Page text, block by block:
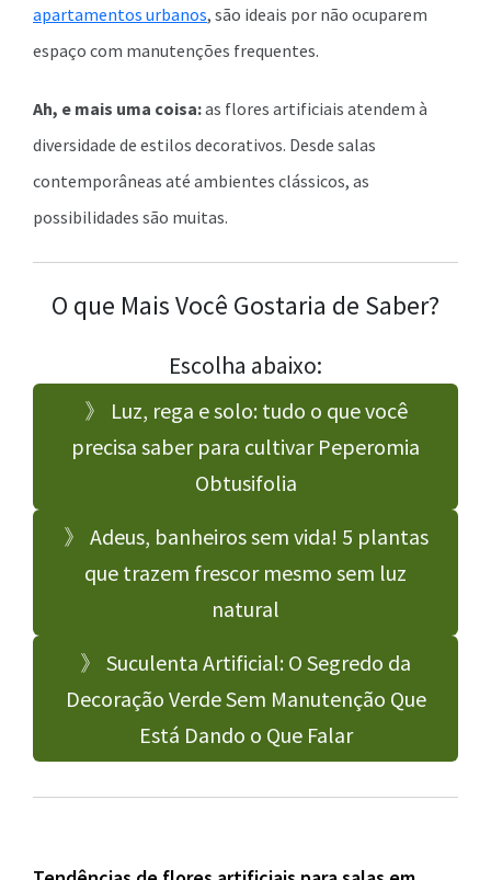
apartamentos urbanos, são ideais por não ocuparem
espaço com manutenções frequentes.
Ah, e mais uma coisa:as flores artificiais atendem à
diversidade de estilos decorativos. Desde salas
contemporâneas até ambientes clássicos, as
possibilidades são muitas.
O que Mais Você Gostaria de Saber?
Escolha abaixo:
》 Luz, rega e solo: tudo o que você
precisa saber para cultivar Peperomia
Obtusifolia
》 Adeus, banheiros sem vida! 5 plantas
que trazem frescor mesmo sem luz
natural
》 Suculenta Artificial: O Segredo da
Decoração Verde Sem Manutenção Que
Está Dando o Que Falar